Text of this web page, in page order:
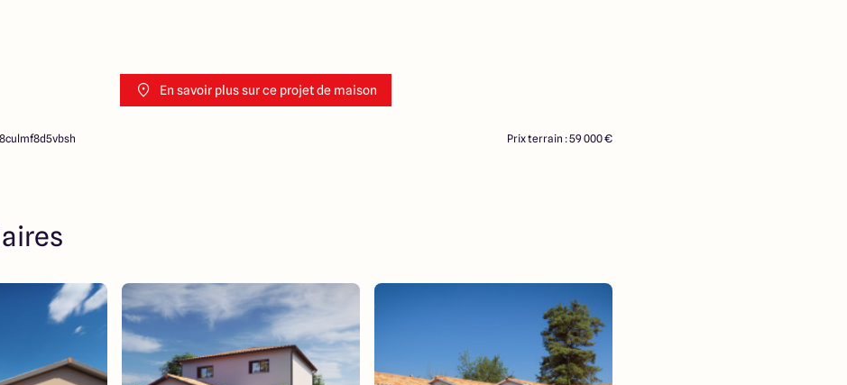
En savoir plus sur ce projet de maison
Prix terrain : 59 000 €